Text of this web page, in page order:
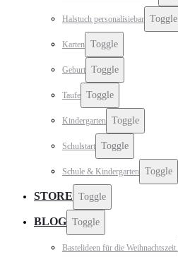
Halstuch personalisiebar Toggle
Karten Toggle
Geburt Toggle
Taufe Toggle
Kindergarten Toggle
Schulstart Toggle
Schule & Kindergarten Toggle
STORE Toggle
BLOG Toggle
Bastelideen für die Weihnachtszeit.